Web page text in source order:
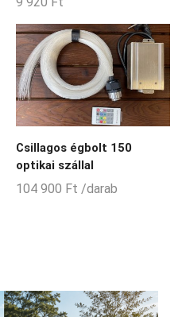
Csillagos égbolt 150
optikai szállal
104 900 Ft /darab